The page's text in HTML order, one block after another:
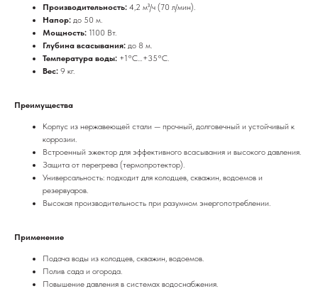
Производительность: 4,2 м³/ч (70 л/мин).
Напор: до 50 м.
Мощность: 1100 Вт.
Глубина всасывания: до 8 м.
Температура воды: +1°C…+35°C.
Вес: 9 кг.
Преимущества
Корпус из нержавеющей стали — прочный, долговечный и устойчивый к
коррозии.
Встроенный эжектор для эффективного всасывания и высокого давления.
Защита от перегрева (термопротектор).
Универсальность: подходит для колодцев, скважин, водоемов и
резервуаров.
Высокая производительность при разумном энергопотреблении.
Применение
Подача воды из колодцев, скважин, водоемов.
Полив сада и огорода.
Повышение давления в системах водоснабжения.